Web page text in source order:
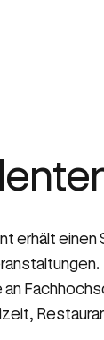
erhält einen